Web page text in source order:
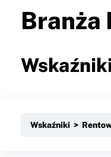
Branża
Wskaźniki >